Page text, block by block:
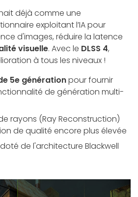
déjà comme une
exploitant l’IA pour
d'images, réduire la latence
visuelle. Avec le DLSS 4,
à tous les niveaux !
5e générationpour fournir
de génération multi-
rayons (Ray Reconstruction)
de qualité encore plus élevée
doté de l'architecture Blackwell